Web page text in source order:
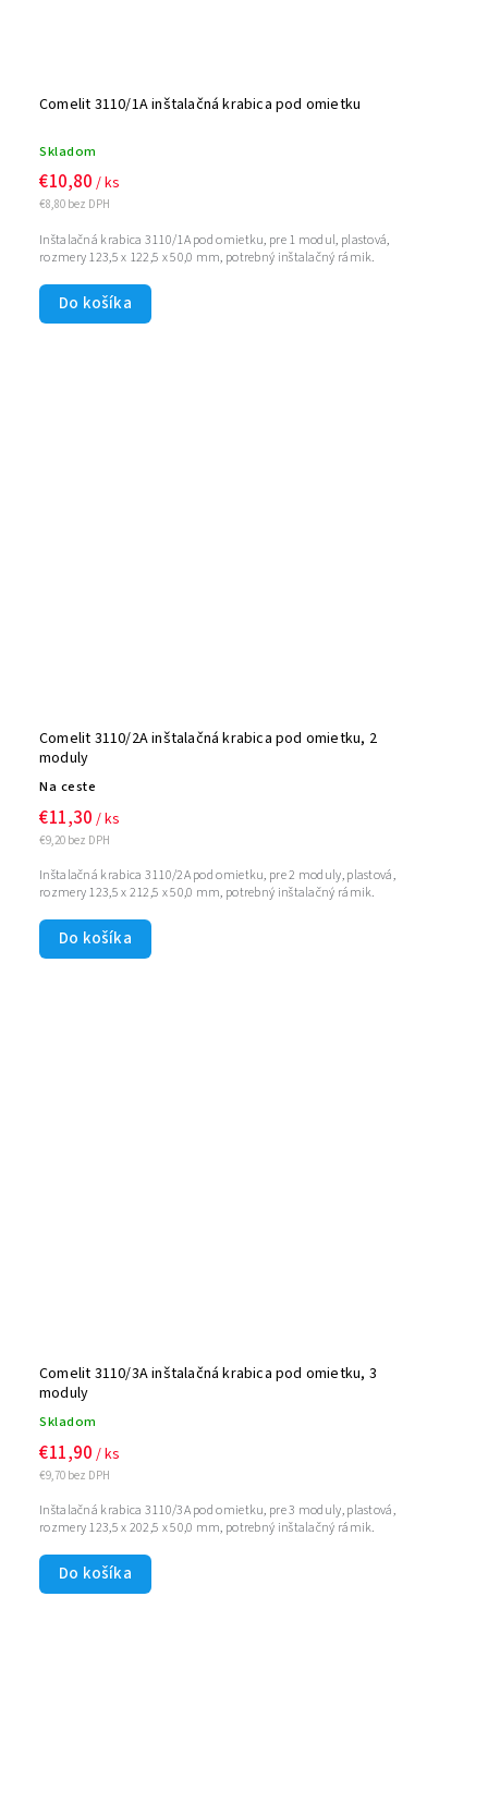
Comelit 3110/1A inštalačná krabica pod omietku
Skladom
€8,80 bez DPH
€10,80 / ks
Do košíka
Inštalačná krabica 3110/1A pod omietku, pre 1 modul, plastová,
rozmery 123,5 x 122,5 x 50,0 mm, potrebný inštalačný rámik.
Comelit 3110/2A inštalačná krabica pod omietku, 2
moduly
Na ceste
€9,20 bez DPH
€11,30 / ks
Do košíka
Inštalačná krabica 3110/2A pod omietku, pre 2 moduly, plastová,
rozmery 123,5 x 212,5 x 50,0 mm, potrebný inštalačný rámik.
Comelit 3110/3A inštalačná krabica pod omietku, 3
moduly
Skladom
€9,70 bez DPH
€11,90 / ks
Do košíka
Inštalačná krabica 3110/3A pod omietku, pre 3 moduly, plastová,
rozmery 123,5 x 202,5 x 50,0 mm, potrebný inštalačný rámik.